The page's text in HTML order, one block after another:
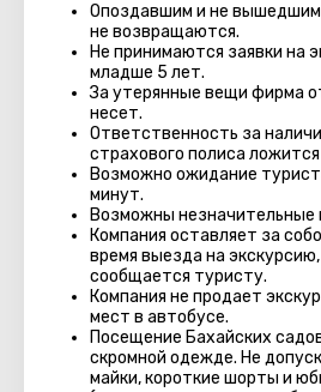
Опоздавшим и не вышедшим
не возвращаются.
Не принимаются заявки на
младше 5 лет.
За утерянные вещи фирма
несет.
Ответственность за
страхового полиса
Возможно ожидание
минут.
Возможны незначительные
Компания оставляет за
время выезда на
сообщается туристу.
Компания не продает
мест в автобуcе.
Посещение Бахайских
скромной одежде. Не
майки, короткие шорты и